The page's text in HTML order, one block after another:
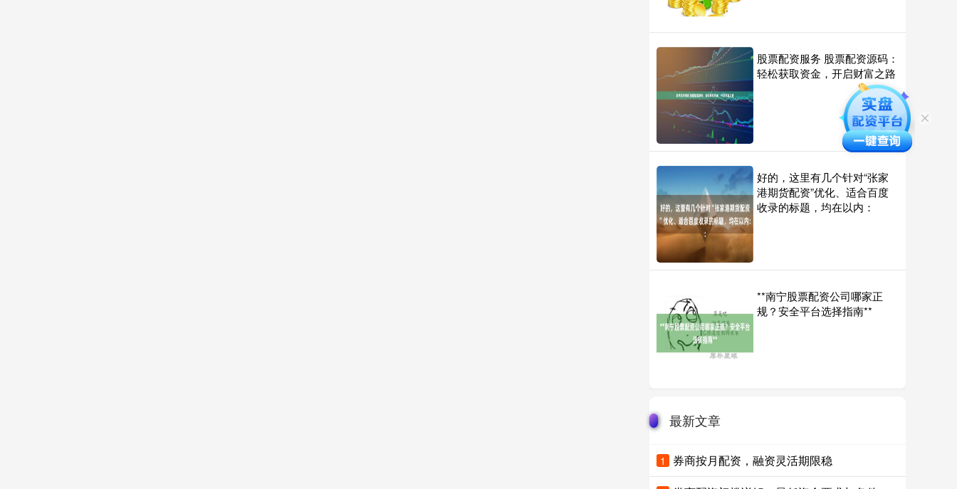
股票配资服务 股票配资源码：
轻松获取资金，开启财富之路
好的，这里有几个针对“张家
港期货配资”优化、适合百度
收录的标题，均在以内：
**南宁股票配资公司哪家正
规？安全平台选择指南**
最新文章
1 券商按月配资，融资灵活期限稳